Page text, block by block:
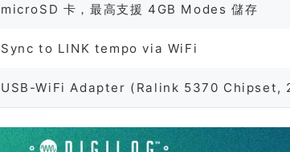
microSD 卡，最高支援 4GB Modes 儲存
Sync to LINK tempo via WiFi
USB-WiFi Adapter (Ralink 5370 Chipset,